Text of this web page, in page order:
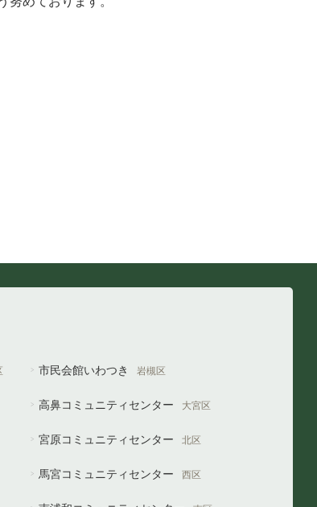
市民会館いわつき 岩槻区
高鼻コミュニティセンター 大宮区
宮原コミュニティセンター 北区
馬宮コミュニティセンター 西区